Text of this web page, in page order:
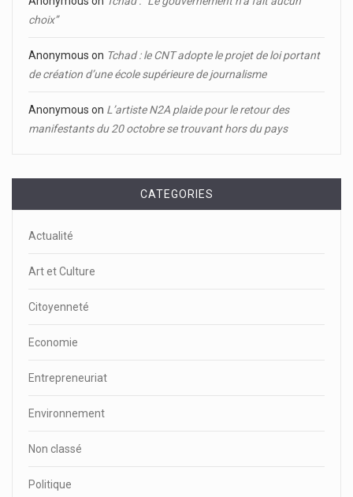
choix’’
Anonymous on Tchad : le CNT adopte le projet de loi portant
de création d’une école supérieure de journalisme
Anonymous on L’artiste N2A plaide pour le retour des
manifestants du 20 octobre se trouvant hors du pays
CATEGORIES
Actualité
Art et Culture
Citoyenneté
Economie
Entrepreneuriat
Environnement
Non classé
Politique